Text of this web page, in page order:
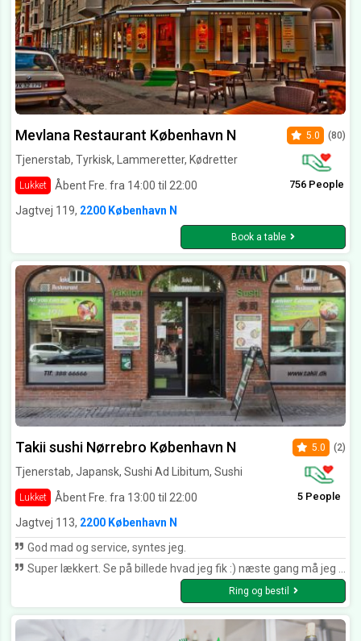
Mevlana Restaurant København N
Tjenerstab, Tyrkisk, Lammeretter, Kødretter
Lukket Åbent Fre. fra 14:00 til 22:00
5.0 (80)
756 People
Jagtvej 119, 2200 København N
Book a table
Takii sushi Nørrebro København N
Tjenerstab, Japansk, Sushi Ad Libitum, Sushi
Lukket Åbent Fre. fra 13:00 til 22:00
5.0 (2)
5 People
Jagtvej 113, 2200 København N
God mad og service, syntes jeg.
Super lækkert. Se på billede hvad jeg fik :) næste gang må jeg prøve deres sushi A libitum.
Ring og bestil